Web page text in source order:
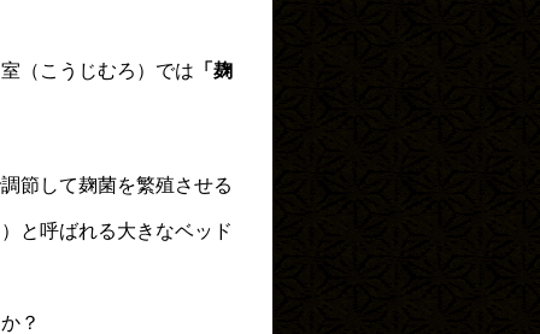
（こうじむろ）では 「麹
節して麹菌を繁殖させる
と呼ばれる大きなベッド
？